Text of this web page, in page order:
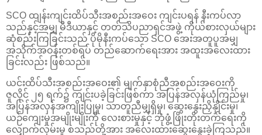
SCO ထျန်းကျင်းထိပ်သီးအစည်းအဝေး ကျင်းပရန် နီးကပ်လာ
သည်နှင့်အမျှ မီဒီယာနှင့် တတ်သိပညာရှင်အဖွဲ့ ကိုယ်စားလှယ်များ
ဆုံစည်းကြခြင်းသည် ပိုမိုနီးကပ်သော SCO အေးအတူပူအမျှ
အသိုက်အဝန်းတစ်ရပ် တည်ဆောက်ရေးအား အထူးအလေးထား
ခြင်းလည်း ဖြစ်သည်။
ယင်းထိပ်သီးအစည်းအဝေး၏ မျက်နှာစုံညီအစည်းအဝေးကို
ဇူလိုင် ၂၅ ရက်၌ ကျင်းပခဲ့ခြင်းဖြစ်ကာ အပြန်အလှန်ယုံကြည်မှု၊
အပြန်အလှန်အကျိုးပြုမှု၊ သာတူညီမျှရှိမှု၊ ဆွေးနွေးညှိနှိုင်းမှု၊
ယဉ်ကျေးမှုအမျိုးမျိုးကို လေးစားမှုနှင့် ဘုံဖွံ့ဖြိုးတိုးတက်ရေးကို
လျှောက်လှမ်းမှု စသည်တို့အား အလေးထားဆွေးနွေးခဲ့ကြသည်။